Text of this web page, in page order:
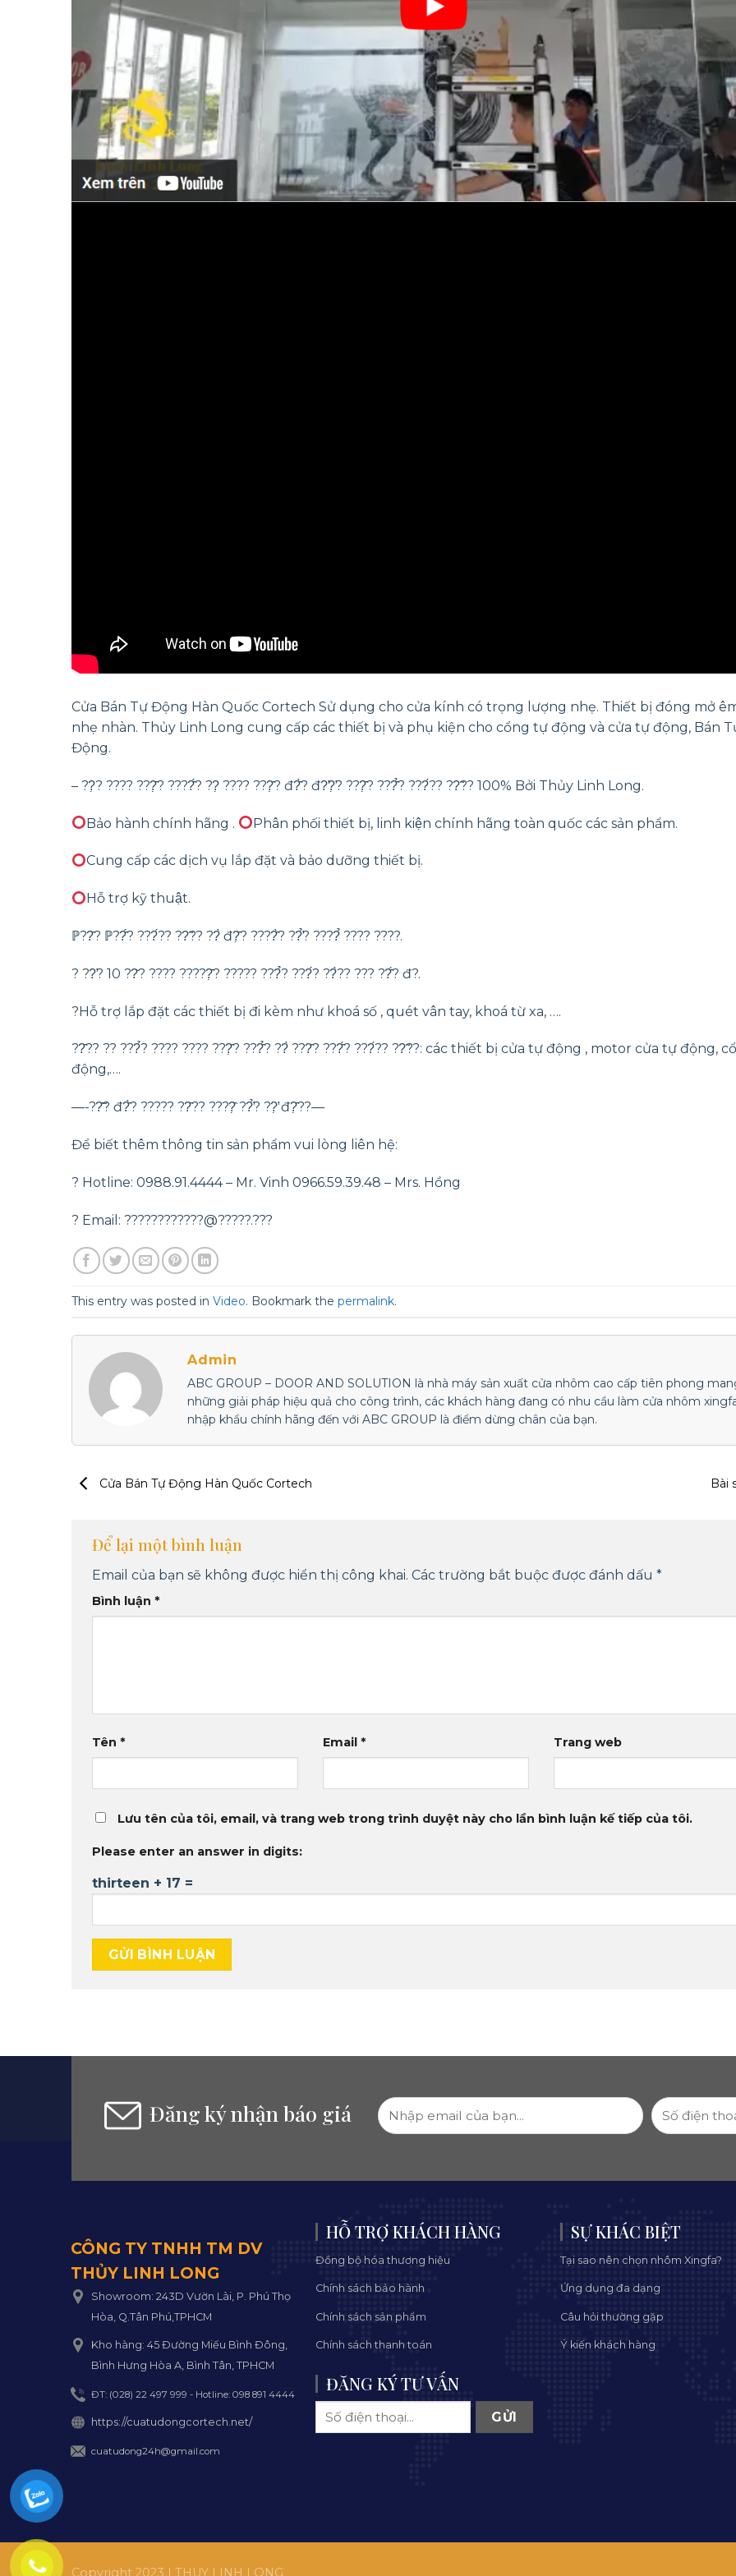
Cửa Bán Tự Động Hàn Quốc Cortech Sử dụng cho cửa kính có trọng lượng nhẹ. Thiết bị đóng mở
nhẹ nhàn. Thủy Linh Long cung cấp các thiết bị và phụ kiện cho cổng tự động và cửa tự động, Bán
Động.
– ??̣? ???? ???̣̂? ????̂́? ??̣ ???? ???̣̂? đ?̂̀? đ?̛?̛̣? ???̣̂? ???̂̉? ???́?? ??̃?? 100% Bởi Thủy Linh Long.
Bảo hành chính hãng . Phân phối thiết bị, linh kiện chính hãng toàn quốc các sản phẩm.
Cung cấp các dịch vụ lắp đặt và bảo dưỡng thiết bị.
Hỗ trợ kỹ thuật.
ℙ??̂? ℙ??̂́? ???́?? ??̃?? ??̀ đ?̣̂? ????̂̀? ??̛̉? ????̉ ???? ????.
? ??̛? 10 ??̆? ???? ?????̣̂? ????? ???̉? ???́? ??̀?? ??? ??̂́? đ?.
?Hỗ trợ lắp đặt các thiết bị đi kèm như khoá số , quét vân tay, khoá từ xa, ….
??̂?? ?? ???̉? ???? ???? ???̣̂? ???̂̉? ??̀ ???̂? ???̂́? ???́?? ??̃??: các thiết bị cửa tự động , motor cửa tự động,
động,….
—-??̂̃? đ?̂̀? ????? ??̂?? ????̣̂ ??̛̉? ??̛̣ đ?̣̂??—
Để biết thêm thông tin sản phẩm vui lòng liên hệ:
? Hotline: 0988.91.4444 – Mr. Vinh 0966.59.39.48 – Mrs. Hồng
? Email: ????????????@?????.???
This entry was posted in Video. Bookmark the permalink.
Admin
ABC GROUP – DOOR AND SOLUTION là nhà máy sản xuất cửa nhôm cao cấp tiên phong
những giải pháp hiệu quả cho công trình, các khách hàng đang có nhu cầu làm cửa nhôm
nhập khẩu chính hãng đến với ABC GROUP là điểm dừng chân của bạn.
Cửa Bán Tự Động Hàn Quốc Cortech Bài
Để lại một bình luận
Email của bạn sẽ không được hiển thị công khai. Các trường bắt buộc được đánh dấu *
Bình luận *
Tên * Email * Trang web
Lưu tên của tôi, email, và trang web trong trình duyệt này cho lần bình luận kế tiếp của tôi.
Please enter an answer in digits:
thirteen + 17 =
Đăng ký nhận báo giá
CÔNG TY TNHH TM DV
THỦY LINH LONG
Showroom: 243D Vườn Lài, P. Phú Thọ
Hòa, Q.Tân Phú,TPHCM
Kho hàng: 45 Đường Miếu Bình Đông,
Bình Hưng Hòa A, Bình Tân, TPHCM
ĐT: (028) 22 497 999 - Hotline: 098 891 4444
https://cuatudongcortech.net/
cuatudong24h@gmail.com
HỖ TRỢ KHÁCH HÀNG
Đồng bộ hóa thương hiệu
Chính sách bảo hành
Chính sách sản phẩm
Chính sách thanh toán
ĐĂNG KÝ TƯ VẤN
SỰ KHÁC BIỆT
Tại sao nên chọn nhôm Xingfa?
Ứng dụng đa dạng
Câu hỏi thường gặp
Ý kiến khách hàng
Copyright 2023 | THUY LINH LONG